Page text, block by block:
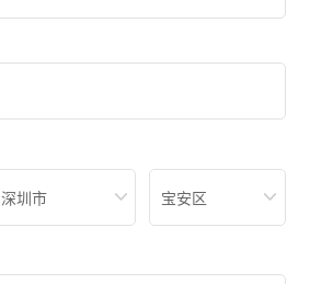
深圳市 宝安区